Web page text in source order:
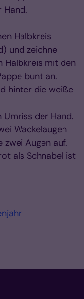
Hand.
Halbkreis
und zeichne
Halbkreis mit den
bunt an.
hinter die weiße
Umriss der Hand.
Wackelaugen
zwei Augen auf.
als Schnabel ist